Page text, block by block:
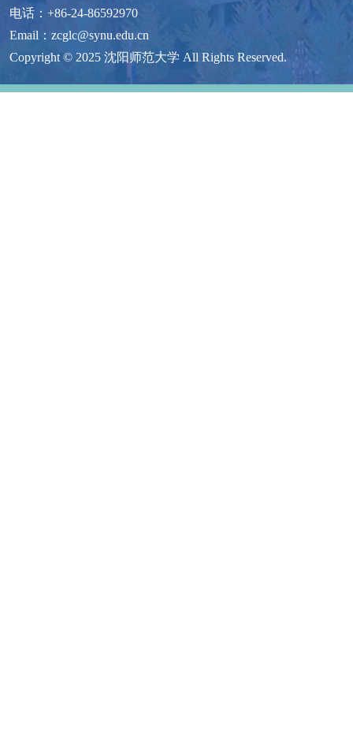
电话：+86-24-86592970
Email：zcglc@synu.edu.cn
Copyright © 2025 沈阳师范大学 All Rights Reserved.